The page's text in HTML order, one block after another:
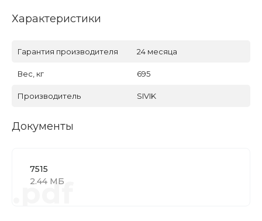
Характеристики
Гарантия производителя 24 месяца
Вес, кг 695
Производитель SIVIK
Документы
7515
2.44 МБ
.pdf